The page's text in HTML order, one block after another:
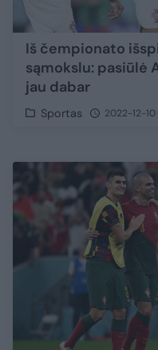
Iš čempionato
sąmokslu:
jau dabar
Sportas 2022-12-10